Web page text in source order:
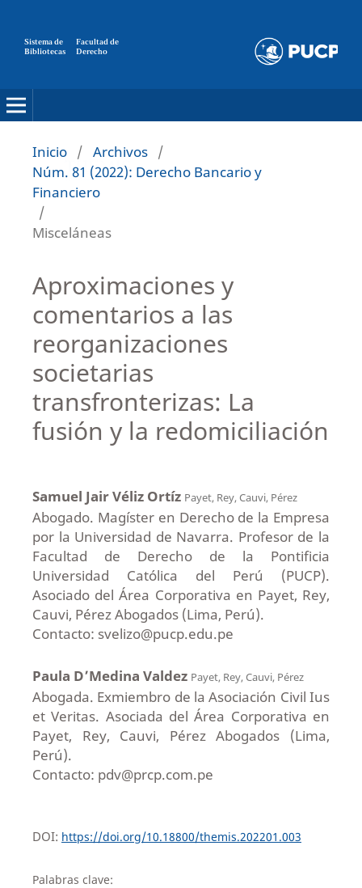
Sistema de
Bibliotecas
Facultad de
Derecho
Inicio / Archivos /
Núm. 81 (2022): Derecho Bancario y
Financiero
/
Misceláneas
Aproximaciones y
comentarios a las
reorganizaciones
societarias
transfronterizas: La
fusión y la redomiciliación
Samuel Jair Véliz Ortíz Payet, Rey, Cauvi, Pérez
Abogado. Magíster en Derecho de la Empresa
por la Universidad de Navarra. Profesor de la
Facultad de Derecho de la Pontificia
Universidad Católica del Perú (PUCP).
Asociado del Área Corporativa en Payet, Rey,
Cauvi, Pérez Abogados (Lima, Perú).
Contacto: svelizo@pucp.edu.pe
Paula D’Medina Valdez Payet, Rey, Cauvi, Pérez
Abogada. Exmiembro de la Asociación Civil Ius
et Veritas. Asociada del Área Corporativa en
Payet, Rey, Cauvi, Pérez Abogados (Lima,
Perú).
Contacto: pdv@prcp.com.pe
DOI: https://doi.org/10.18800/themis.202201.003
Palabras clave: